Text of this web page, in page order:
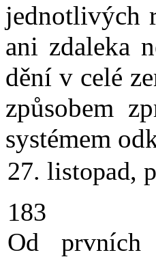
jednotlivých
ani zdaleka
dění v celé
způsobem
systémem
27. listopad,
183
Od prvních